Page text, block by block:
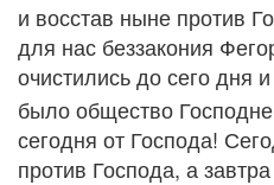
и восстав ныне против
для нас беззакония
очистились до сего дня и
было общество
сегодня от Господа!
против Господа, а